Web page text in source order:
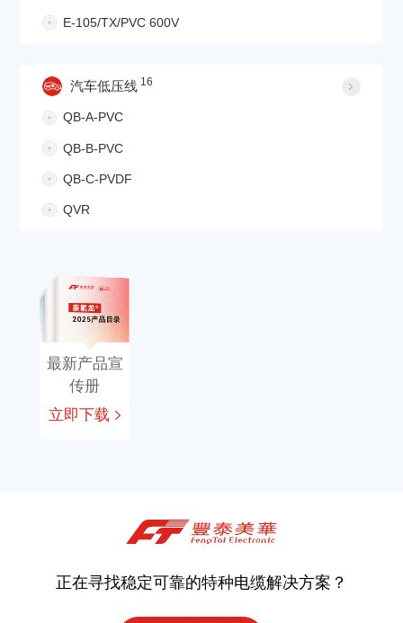
E-105/TX/PVC 600V
汽车低压线 16
QB-A-PVC
QB-B-PVC
QB-C-PVDF
QVR
最新产品宣
传册
立即下载
正在寻找稳定可靠的特种电缆解决方案？